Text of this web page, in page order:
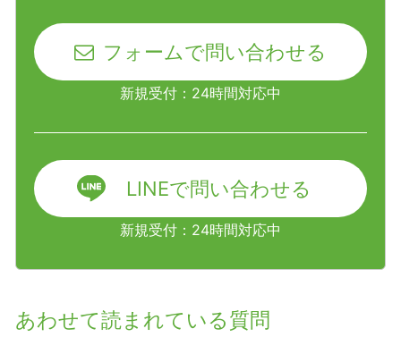
フォームで問い合わせる
新規受付：24時間対応中
LINEで問い合わせる
新規受付：24時間対応中
あわせて読まれている質問